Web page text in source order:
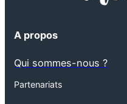
A propos
Qui sommes-nous ?
Partenariats